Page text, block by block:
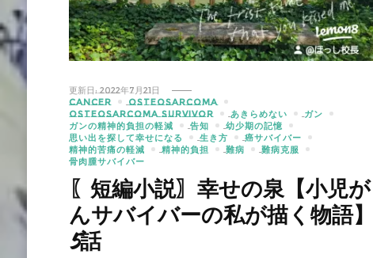
更新日:2022年7月21日
CANCER
OSTEOSARCOMA
OSTEOSARCOMA SURVIVOR
あきらめない
ガン
ガンの精神的負担の軽減
告知
幼少期の記憶
思い出を探して幸せになる
生き方
癌サバイバー
精神的苦痛の軽減
精神的負担 難病
難病克服
骨肉腫サバイバー
〖短編小説〗幸せの泉【小児が
んサバイバーの私が描く物語】
5話